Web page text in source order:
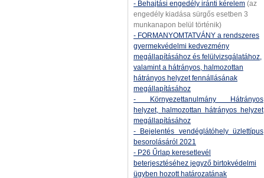
- Behajtási engedély iránti kérelem (az
engedély kiadása sürgős esetben 3
munkanapon belül történik)
- FORMANYOMTATVÁNY a rendszeres
gyermekvédelmi kedvezmény
megállapításához és felülvizsgálatához,
valamint a hátrányos, halmozottan
hátrányos helyzet fennállásának
megállapításához
- Környezettanulmány Hátrányos
helyzet, halmozottan hátrányos helyzet
megállapításához
- Bejelentés vendéglátóhely üzlettípus
besorolásáról 2021
- P26 Űrlap keresetlevél
beterjesztéséhez jegyző birtokvédelmi
ügyben hozott határozatának